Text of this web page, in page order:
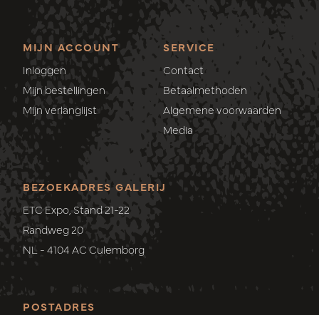
MIJN ACCOUNT
Inloggen
Mijn bestellingen
Mijn verlanglijst
SERVICE
Contact
Betaalmethoden
Algemene voorwaarden
Media
POSTADRES
BEZOEKADRES GALERIJ
ETC Expo, Stand 21-22
Randweg 20
NL - 4104 AC Culemborg